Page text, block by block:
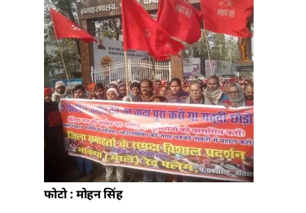
फोटो : मोहन सिंह